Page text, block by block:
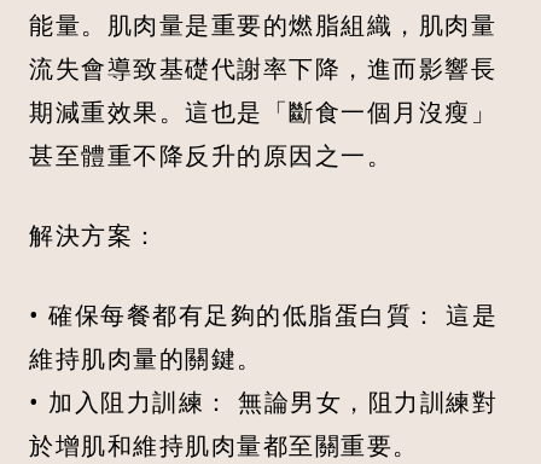
能量。肌肉量是重要的燃脂組織，肌肉量
流失會導致基礎代謝率下降，進而影響長
期減重效果。這也是「斷食一個月沒瘦」
甚至體重不降反升的原因之一。
解決方案：
• 確保每餐都有足夠的低脂蛋白質： 這是
維持肌肉量的關鍵。
• 加入阻力訓練： 無論男女，阻力訓練對
於增肌和維持肌肉量都至關重要。